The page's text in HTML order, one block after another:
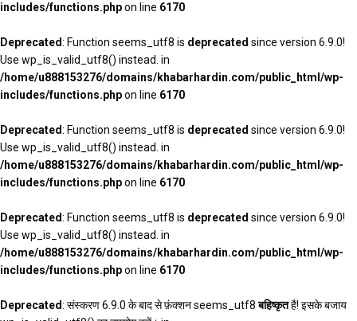
includes/functions.phpon line 6170
Deprecated: Function seems_utf8 is deprecated since version 6.9.0!
Use wp_is_valid_utf8() instead. in
/home/u888153276/domains/khabarhardin.com/public_html/wp-
includes/functions.phpon line 6170
Deprecated: Function seems_utf8 is deprecated since version 6.9.0!
Use wp_is_valid_utf8() instead. in
/home/u888153276/domains/khabarhardin.com/public_html/wp-
includes/functions.phpon line 6170
Deprecated: Function seems_utf8 is deprecated since version 6.9.0!
Use wp_is_valid_utf8() instead. in
/home/u888153276/domains/khabarhardin.com/public_html/wp-
includes/functions.phpon line 6170
Deprecated: संस्करण 6.9.0 के बाद से फ़ंक्शन seems_utf8बहिष्कृतहै! इसके बजाय